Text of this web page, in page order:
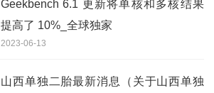
Geekbench 6.1 更新将单核和多核结果
提高了 10%_全球独家
2023-06-13
山西单独二胎最新消息（关于山西单独